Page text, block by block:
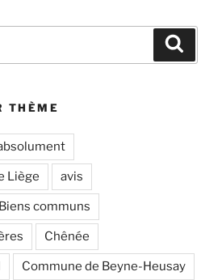
THÈME
Liège avis
Biens communs
Chênée
Commune de Beyne-Heusay